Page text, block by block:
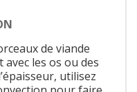
de viande
les os ou des
utilisez